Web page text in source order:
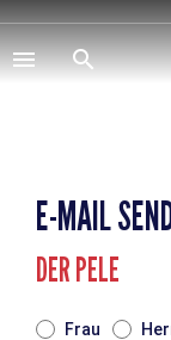
Direkt
zum
Inhalt
E-MAIL
DER PELE
Frau